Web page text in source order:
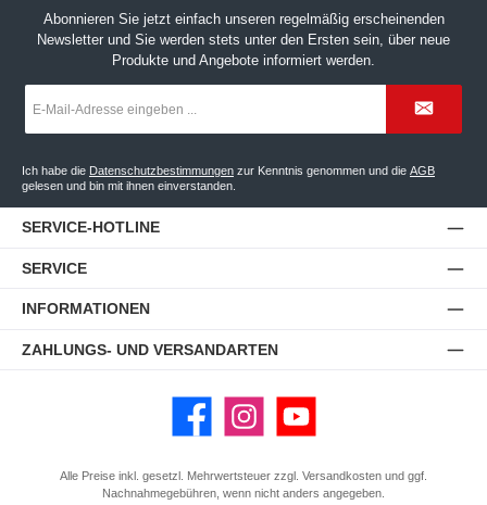
Abonnieren Sie jetzt einfach unseren regelmäßig erscheinenden
Newsletter und Sie werden stets unter den Ersten sein, über neue
Produkte und Angebote informiert werden.
Mail-
*
Ich habe die Datenschutzbestimmungen zur Kenntnis genommen und die AGB
gelesen und bin mit ihnen einverstanden.
SERVICE-HOTLINE
SERVICE
INFORMATIONEN
ZAHLUNGS- UND VERSANDARTEN
Facebook Instagram YouTube
Alle Preise inkl. gesetzl. Mehrwertsteuer zzgl. Versandkosten und ggf.
Nachnahmegebühren, wenn nicht anders angegeben.